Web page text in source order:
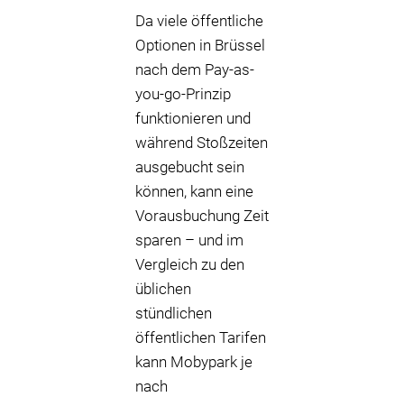
Da viele öffentliche
Optionen in Brüssel
nach dem Pay-as-
you-go-Prinzip
funktionieren und
während Stoßzeiten
ausgebucht sein
können, kann eine
Vorausbuchung Zeit
sparen – und im
Vergleich zu den
üblichen
stündlichen
öffentlichen Tarifen
kann Mobypark je
nach